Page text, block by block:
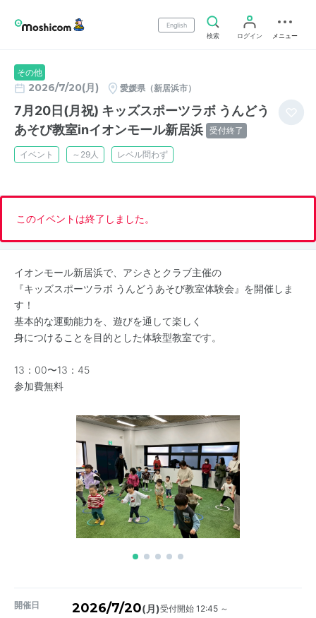
English
検索
ログイン メニュー
その他
2026/7/20(月) 愛媛県（新居浜市）
7月20日(月祝) キッズスポーツラボ うんどう
あそび教室inイオンモール新居浜 受付終了
イベント ～29人 レベル問わず
このイベントは終了しました。
イオンモール新居浜で、アシさとクラブ主催の
『キッズスポーツラボ うんどうあそび教室体験会』を開催しま
す！
基本的な運動能力を、遊びを通して楽しく
身につけることを目的とした体験型教室です。
13：00〜13：45
参加費無料
開催日 2026/7/20(月)受付開始 12:45 ～